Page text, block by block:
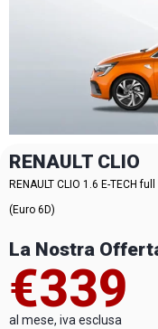
RENAULT CLIO
RENAULT CLIO 1.6 E-TECH
(Euro 6D)
La Nostra
€339
al mese, iva esclusa